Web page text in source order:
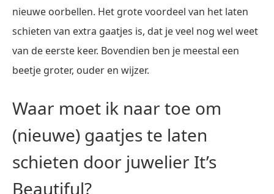
nieuwe oorbellen. Het grote voordeel van het laten
schieten van extra gaatjes is, dat je veel nog wel weet
van de eerste keer. Bovendien ben je meestal een
beetje groter, ouder en wijzer.
Waar moet ik naar toe om
(nieuwe) gaatjes te laten
schieten door juwelier It’s
Beautiful?